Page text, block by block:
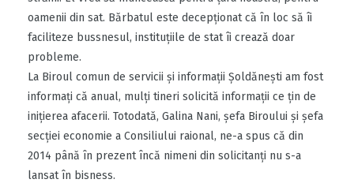
oamenii din sat. Bărbatul este decepţionat că în loc să îi
faciliteze bussnesul, instituţiile de stat îi crează doar
probleme.
La Biroul comun de servicii şi informaţii Şoldăneşti am fost
informaţi că anual, mulţi tineri solicită informaţii ce ţin de
iniţierea afacerii. Totodată, Galina Nani, şefa Biroului şi şefa
secţiei economie a Consiliului raional, ne-a spus că din
2014 până în prezent încă nimeni din solicitanţi nu s-a
lansat în bisness.